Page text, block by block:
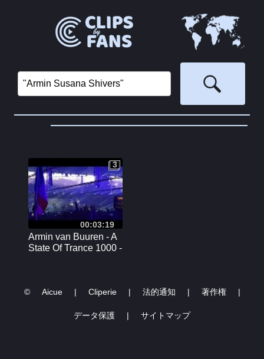
00:03:19
3
3
Armin van Buuren - A
State Of Trance 1000 -
© Aicue | Cliperie | 法的通知 | 著作権 |
データ保護 | サイトマップ